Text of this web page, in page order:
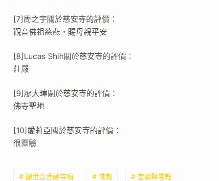
[7]周之宇關於慈安寺的評價：
觀音佛祖慈悲，賜母親平安
[8]Lucas Shih關於慈安寺的評價：
莊嚴
[9]廖大瑋關於慈安寺的評價：
佛寺聖地
[10]愛莉亞關於慈安寺的評價：
很靈驗
# 觀世音菩薩寺廟 # 佛教 # 宜蘭縣佛教